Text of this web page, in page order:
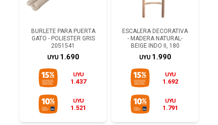
BURLETE PARA PUERTA
GATO - POLIESTER GRIS
2051541
UYU 1.690
UYU
1.437
UYU
1.521
ESCALERA DECORATIVA
- MADERA NATURAL-
BEIGE INDO II, 180
UYU 1.990
UYU
1.692
UYU
1.791